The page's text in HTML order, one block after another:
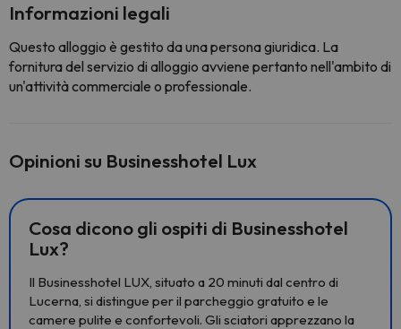
Informazioni legali
Questo alloggio è gestito da una persona giuridica. La
fornitura del servizio di alloggio avviene pertanto nell'ambito di
un'attività commerciale o professionale.
Opinioni su Businesshotel Lux
Cosa dicono gli ospiti di Businesshotel
Lux?
Il Businesshotel LUX, situato a 20 minuti dal centro di
Lucerna, si distingue per il parcheggio gratuito e le
camere pulite e confortevoli. Gli sciatori apprezzano la